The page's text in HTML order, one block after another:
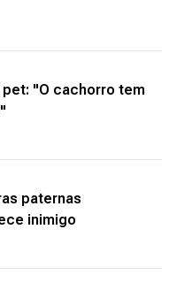
pet: "O cachorro tem
paternas
inimigo